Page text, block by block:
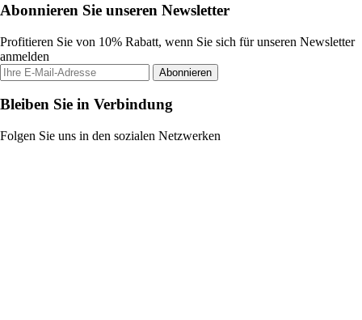
Abonnieren Sie unseren Newsletter
Profitieren Sie von 10% Rabatt, wenn Sie sich für unseren Newsletter
anmelden
Abonnieren
Bleiben Sie in Verbindung
Folgen Sie uns in den sozialen Netzwerken